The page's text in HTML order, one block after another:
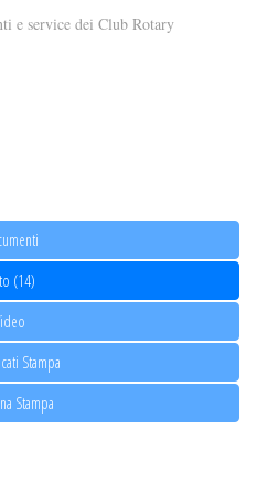
service dei Club Rotary
(14)
Stampa
Stampa